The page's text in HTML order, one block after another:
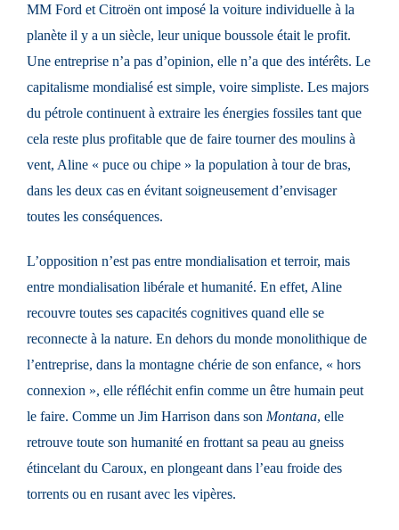
MM Ford et Citroën ont imposé la voiture individuelle à la
planète il y a un siècle, leur unique boussole était le profit.
Une entreprise n’a pas d’opinion, elle n’a que des intérêts. Le
capitalisme mondialisé est simple, voire simpliste. Les majors
du pétrole continuent à extraire les énergies fossiles tant que
cela reste plus profitable que de faire tourner des moulins à
vent, Aline « puce ou chipe » la population à tour de bras,
dans les deux cas en évitant soigneusement d’envisager
toutes les conséquences.
L’opposition n’est pas entre mondialisation et terroir, mais
entre mondialisation libérale et humanité. En effet, Aline
recouvre toutes ses capacités cognitives quand elle se
reconnecte à la nature. En dehors du monde monolithique de
l’entreprise, dans la montagne chérie de son enfance, « hors
connexion », elle réfléchit enfin comme un être humain peut
le faire. Comme un Jim Harrison dans son Montana, elle
retrouve toute son humanité en frottant sa peau au gneiss
étincelant du Caroux, en plongeant dans l’eau froide des
torrents ou en rusant avec les vipères.